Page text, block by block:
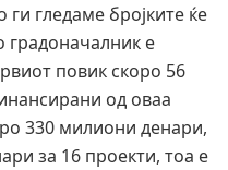
гледаме бројките ќе
е
повик скоро 56
од оваа
330 милиони денари,
за 16 проекти, тоа е